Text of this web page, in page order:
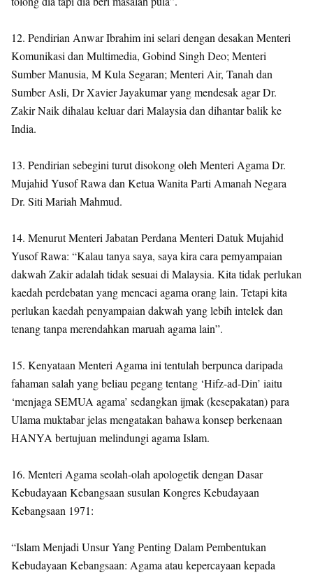
12. Pendirian Anwar Ibrahim ini selari dengan desakan Menteri
Komunikasi dan Multimedia, Gobind Singh Deo; Menteri
Sumber Manusia, M Kula Segaran; Menteri Air, Tanah dan
Sumber Asli, Dr Xavier Jayakumar yang mendesak agar Dr.
Zakir Naik dihalau keluar dari Malaysia dan dihantar balik ke
India.
13. Pendirian sebegini turut disokong oleh Menteri Agama Dr.
Mujahid Yusof Rawa dan Ketua Wanita Parti Amanah Negara
Dr. Siti Mariah Mahmud.
14. Menurut Menteri Jabatan Perdana Menteri Datuk Mujahid
Yusof Rawa: “Kalau tanya saya, saya kira cara pemyampaian
dakwah Zakir adalah tidak sesuai di Malaysia. Kita tidak perlukan
kaedah perdebatan yang mencaci agama orang lain. Tetapi kita
perlukan kaedah penyampaian dakwah yang lebih intelek dan
tenang tanpa merendahkan maruah agama lain”.
15. Kenyataan Menteri Agama ini tentulah berpunca daripada
fahaman salah yang beliau pegang tentang ‘Hifz-ad-Din’ iaitu
‘menjaga SEMUA agama’ sedangkan ijmak (kesepakatan) para
Ulama muktabar jelas mengatakan bahawa konsep berkenaan
HANYA bertujuan melindungi agama Islam.
16. Menteri Agama seolah-olah apologetik dengan Dasar
Kebudayaan Kebangsaan susulan Kongres Kebudayaan
Kebangsaan 1971:
“Islam Menjadi Unsur Yang Penting Dalam Pembentukan
Kebudayaan Kebangsaan: Agama atau kepercayaan kepada